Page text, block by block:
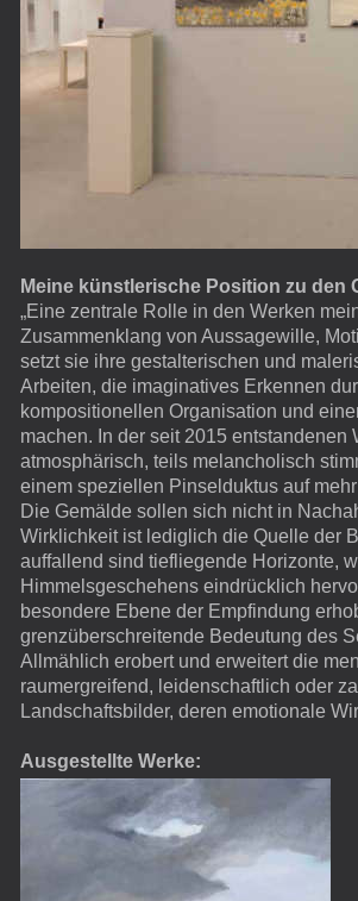
Meine künstlerische Position zu den
„Eine zentrale Rolle in den Werken
Zusammenklang von Aussagewille,
setzt sie ihre gestalterischen und
Arbeiten, die imaginatives Erkennen
kompositionellen Organisation und
machen. In der seit 2015
atmosphärisch, teils melancholisch
einem speziellen Pinselduktus auf
Die Gemälde sollen sich nicht in
Wirklichkeit ist lediglich die Quelle der
auffallend sind tiefliegende Horizonte,
Himmelsgeschehens eindrücklich
besondere Ebene der Empfindung
grenzüberschreitende Bedeutung des
Allmählich erobert und erweitert die
raumergreifend, leidenschaftlich oder
Landschaftsbilder, deren emotionale
Ausgestellte Werke: